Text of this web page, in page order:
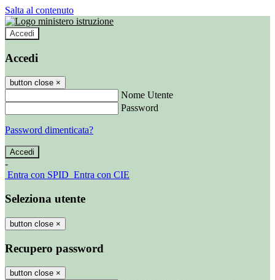
Salta al contenuto
Accedi
Accedi
button close ×
Nome Utente
Password
Password dimenticata?
-
Entra con SPID Entra con CIE
Seleziona utente
button close ×
Recupero password
button close ×